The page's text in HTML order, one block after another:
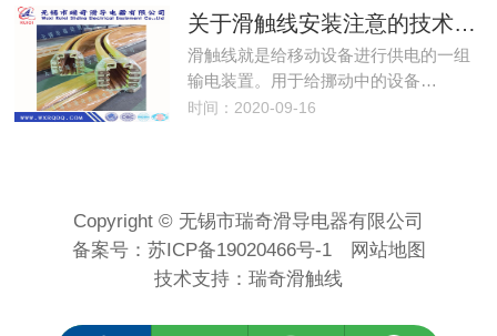
关于滑触线安装注意的技术要点有哪些
滑触线就是给移动设备进行供电的一组
输电装置。用于给挪动中的设备…
时间：2020-09-16
Copyright © 无锡市瑞奇滑导电器有限公司
备案号： 苏ICP备19020466号-1
网站地图
技术支持： 瑞奇滑触线